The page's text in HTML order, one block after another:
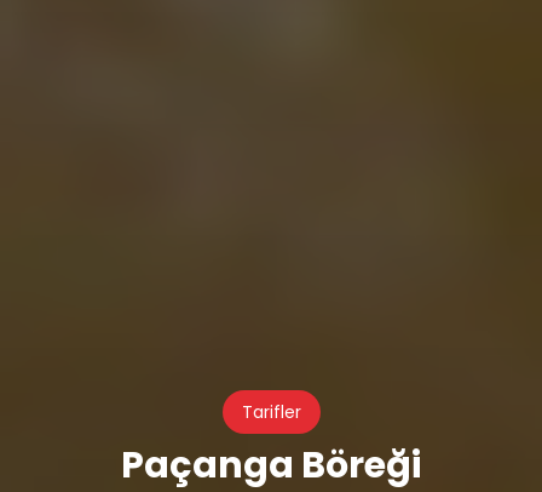
Tarifler
Paçanga Böreği